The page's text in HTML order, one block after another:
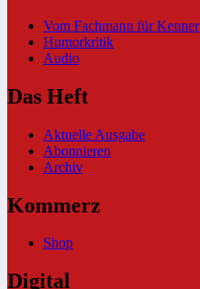
Vom Fachmann für Kenner
Humorkritik
Audio
Das Heft
Aktuelle Ausgabe
Abonnieren
Archiv
Kommerz
Shop
Digital